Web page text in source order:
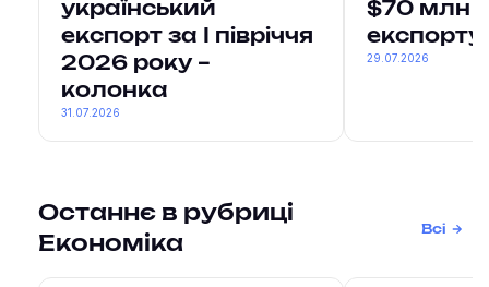
український
експорт за І півріччя
2026 року –
колонка
31.07.2026
$70 млн
експорту
29.07.2026
Останнє в рубриці
Економіка
Всі